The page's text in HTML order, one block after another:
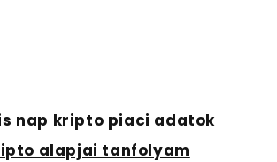
nap kripto piaci adatok
alapjai tanfolyam